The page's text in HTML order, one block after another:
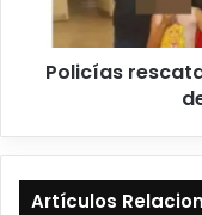
Policías
Artículos